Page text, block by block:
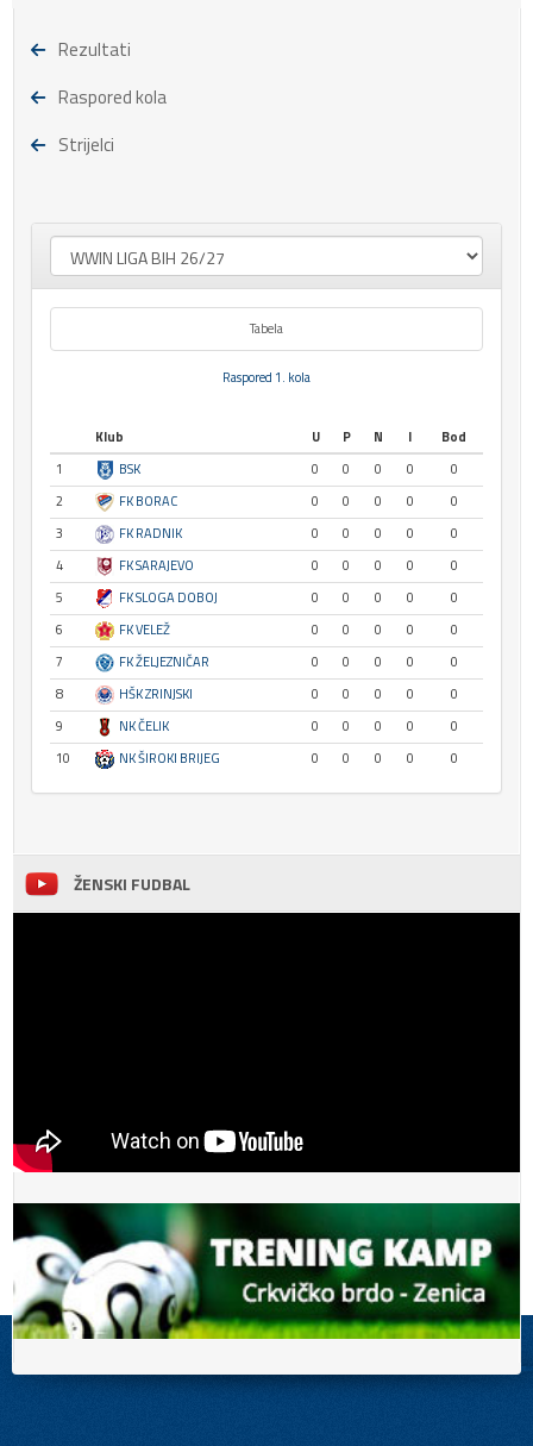
Rezultati
Raspored kola
Strijelci
Tabela
Raspored 1. kola
Klub U P N I
Bod
1
BSK 0 0 0 0
0
2
FK BORAC 0 0 0 0
0
3
FK RADNIK 0 0 0 0
0
4
FK SARAJEVO 0 0 0 0
0
5
FK SLOGA DOBOJ 0 0 0 0
0
6
FK VELEŽ 0 0 0 0
0
7
FK ŽELJEZNIČAR 0 0 0 0
0
8
HŠK ZRINJSKI 0 0 0 0
0
9
NK ČELIK 0 0 0 0
0
10
NK ŠIROKI BRIJEG 0 0 0 0 0
ŽENSKI FUDBAL